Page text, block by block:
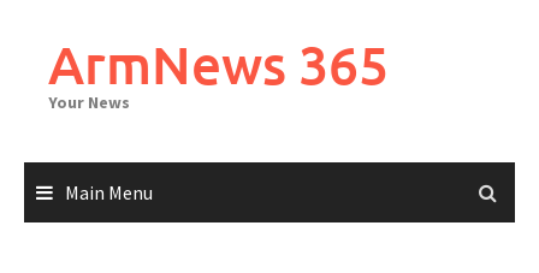
contentArmNews 365
Your News
Main Menu